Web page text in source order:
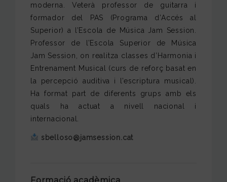
moderna. Veterà professor de guitarra i
formador del PAS (Programa d’Accés al
Superior) a l’Escola de Música Jam Session.
Professor de l’Escola Superior de Música
Jam Session, on realitza classes d’Harmonia i
Entrenament Musical (curs de reforç basat en
la percepció auditiva i l’escriptura musical).
Ha format part de diferents grups amb els
quals ha actuat a nivell nacional i
internacional.
sbelloso@jamsession.cat